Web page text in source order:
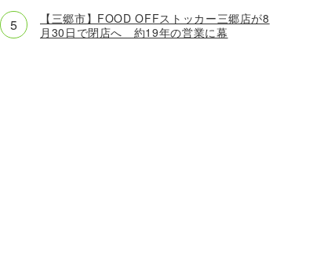
【三郷市】FOOD OFFストッカー三郷店が8
月30日で閉店へ 約19年の営業に幕